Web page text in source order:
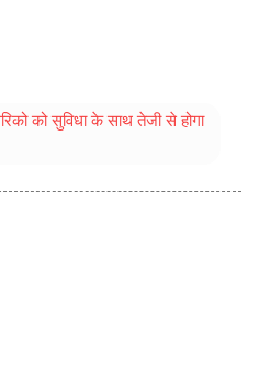
को सुविधा के साथ तेजी से होगा